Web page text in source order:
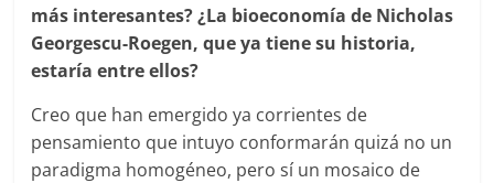
más interesantes? ¿La bioeconomía de Nicholas
Georgescu-Roegen, que ya tiene su historia,
estaría entre ellos?
Creo que han emergido ya corrientes de
pensamiento que intuyo conformarán quizá no un
paradigma homogéneo, pero sí un mosaico de